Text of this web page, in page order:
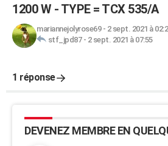
1200 W - TYPE = TCX 535/A
mariannejolyrose69- 2 sept. 2021 à
stf_jpd87- 2 sept. 2021 à 07:55
1 réponse
DEVENEZ MEMBRE EN